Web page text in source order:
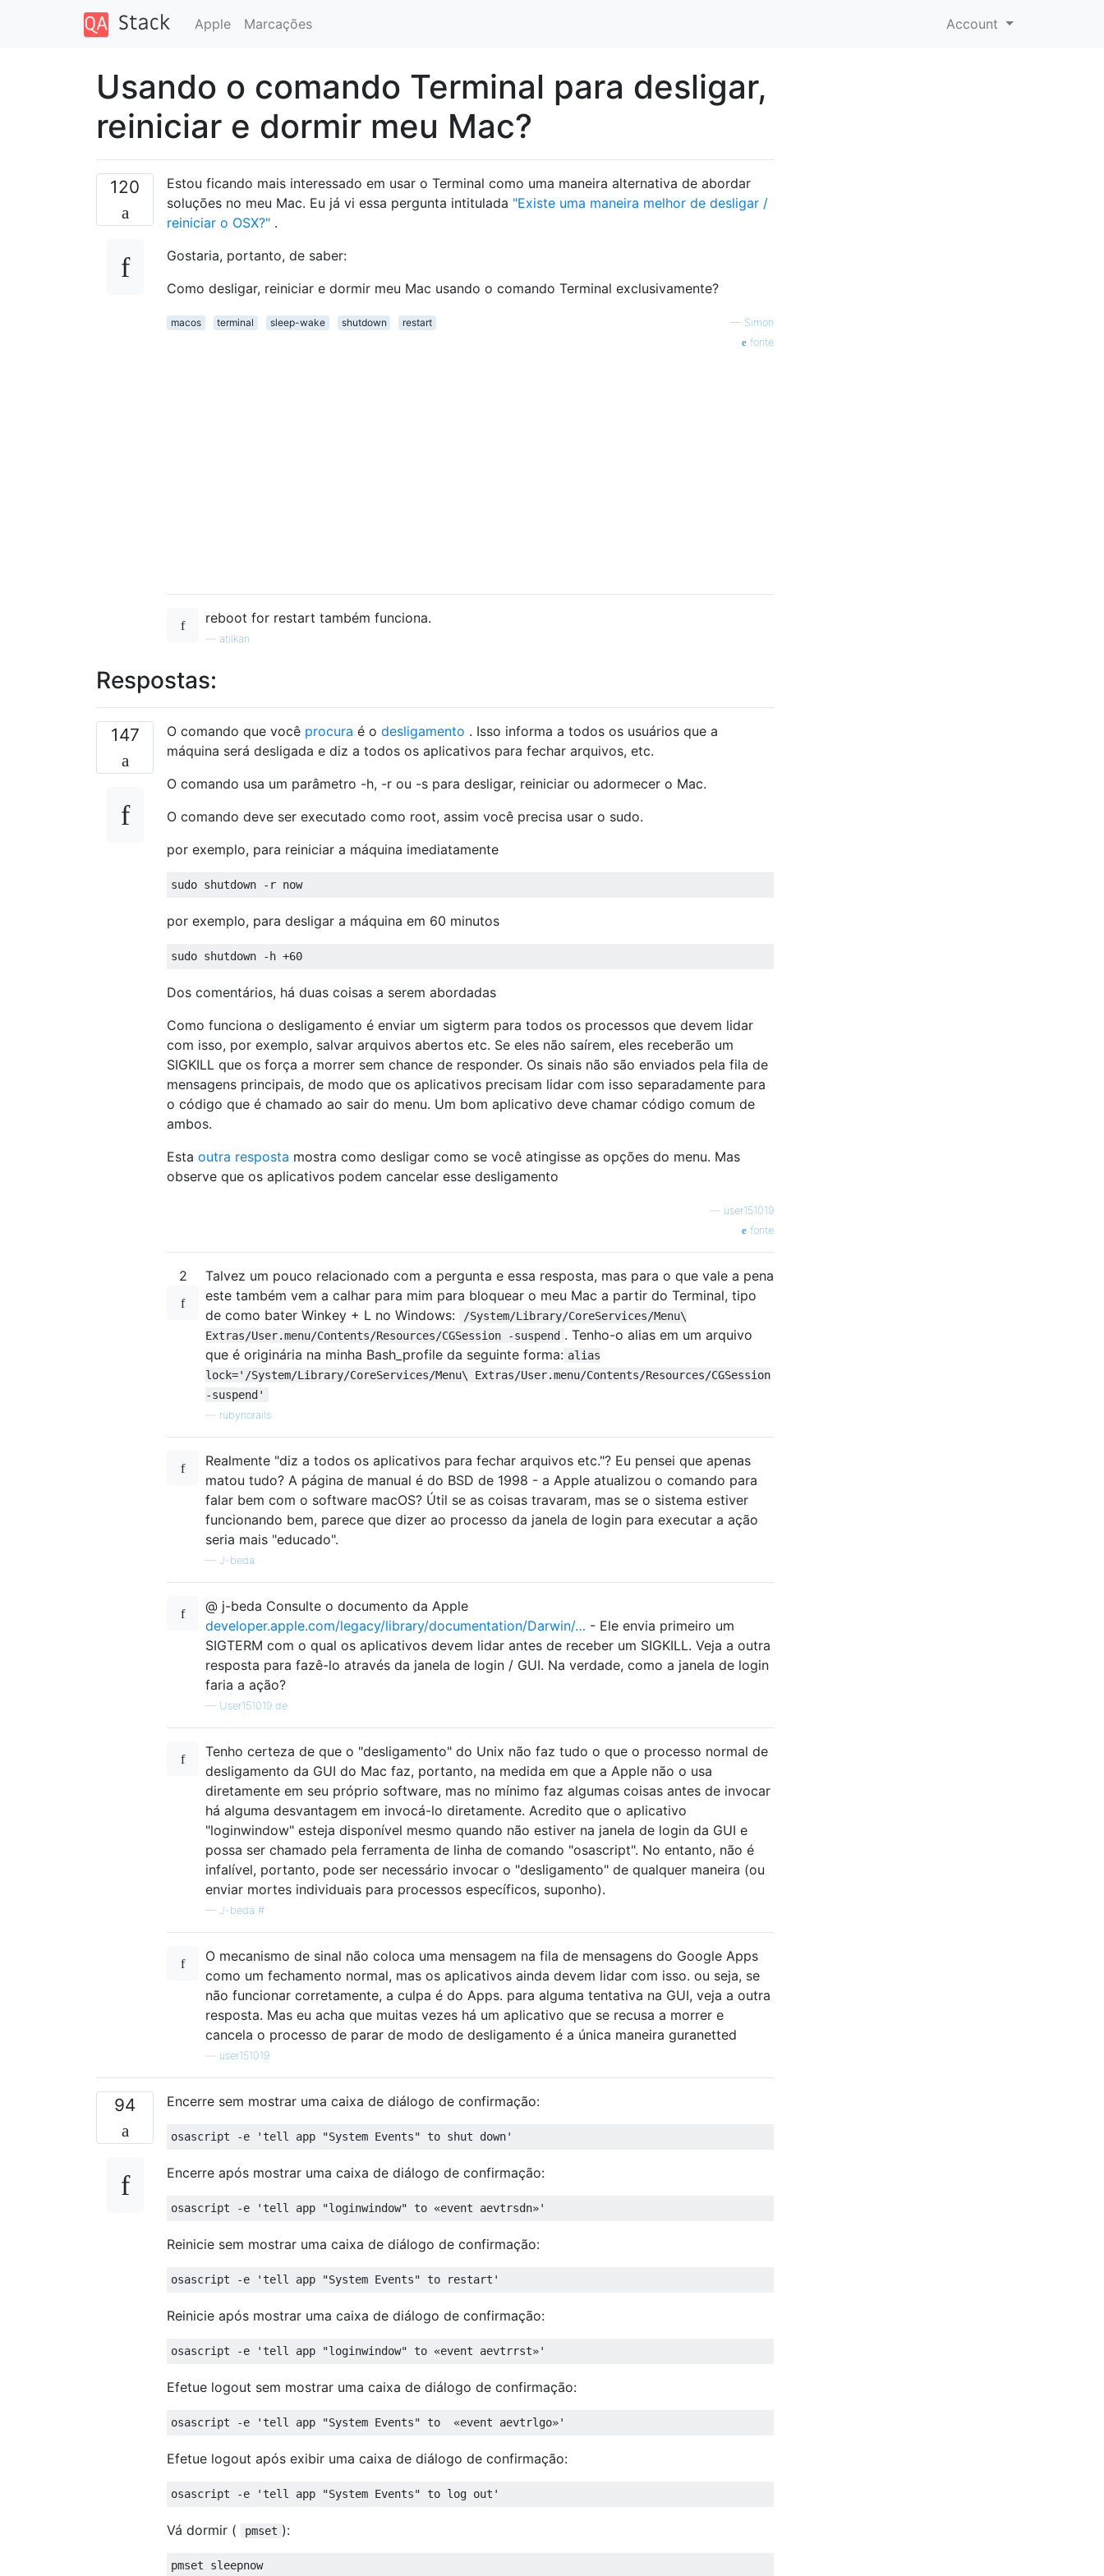
Apple Marcações Account
Usando o comando Terminal para desligar,
reiniciar e dormir meu Mac?
120
Estou ficando mais interessado em usar o Terminal como uma maneira alternativa de abordar
soluções no meu Mac. Eu já vi essa pergunta intitulada "Existe uma maneira melhor de desligar /
reiniciar o OSX?" .
Gostaria, portanto, de saber:
Como desligar, reiniciar e dormir meu Mac usando o comando Terminal exclusivamente?
macos terminal sleep-wake shutdown restart — Simon
fonte
reboot for restart também funciona.
atilkan
Respostas:
147 O comando que você procura é o desligamento . Isso informa a todos os usuários que a
máquina será desligada e diz a todos os aplicativos para fechar arquivos, etc.
O comando usa um parâmetro -h, -r ou -s para desligar, reiniciar ou adormecer o Mac.
O comando deve ser executado como root, assim você precisa usar o sudo.
por exemplo, para reiniciar a máquina imediatamente
sudo shutdown - r now
por exemplo, para desligar a máquina em 60 minutos
sudo shutdown -h +60
Dos comentários, há duas coisas a serem abordadas
Como funciona o desligamento é enviar um sigterm para todos os processos que devem lidar
com isso, por exemplo, salvar arquivos abertos etc. Se eles não saírem, eles receberão um
SIGKILL que os força a morrer sem chance de responder. Os sinais não são enviados pela fila de
mensagens principais, de modo que os aplicativos precisam lidar com isso separadamente para
o código que é chamado ao sair do menu. Um bom aplicativo deve chamar código comum de
ambos.
Esta outra resposta mostra como desligar como se você atingisse as opções do menu. Mas
observe que os aplicativos podem cancelar esse desligamento
user151019
fonte
2
Talvez um pouco relacionado com a pergunta e essa resposta, mas para o que vale a pena
este também vem a calhar para mim para bloquear o meu Mac a partir do Terminal, tipo
de como bater Winkey + L no Windows:
/System/Library/CoreServices/Menu\
Extras/User.menu/Contents/Resources/CGSession -suspend . Tenho-o alias em um arquivo
que é originária na minha Bash_profile da seguinte forma: alias
lock='/System/Library/CoreServices/Menu\ Extras/User.menu/Contents/Resources/CGSession
-suspend'
rubynorails
Realmente "diz a todos os aplicativos para fechar arquivos etc."? Eu pensei que apenas
matou tudo? A página de manual é do BSD de 1998 - a Apple atualizou o comando para
falar bem com o software macOS? Útil se as coisas travaram, mas se o sistema estiver
funcionando bem, parece que dizer ao processo da janela de login para executar a ação
seria mais "educado".
— J-beda
@ j-beda Consulte o documento da Apple
developer.apple.com/legacy/library/documentation/Darwin/… - Ele envia primeiro um
SIGTERM com o qual os aplicativos devem lidar antes de receber um SIGKILL. Veja a outra
resposta para fazê-lo através da janela de login / GUI. Na verdade, como a janela de login
faria a ação?
— User151019 de
Tenho certeza de que o "desligamento" do Unix não faz tudo o que o processo normal de
desligamento da GUI do Mac faz, portanto, na medida em que a Apple não o usa
diretamente em seu próprio software, mas no mínimo faz algumas coisas antes de invocar
há alguma desvantagem em invocá-lo diretamente. Acredito que o aplicativo
"loginwindow" esteja disponível mesmo quando não estiver na janela de login da GUI e
possa ser chamado pela ferramenta de linha de comando "osascript". No entanto, não é
infalível, portanto, pode ser necessário invocar o "desligamento" de qualquer maneira (ou
enviar mortes individuais para processos específicos, suponho).
— J-beda #
O mecanismo de sinal não coloca uma mensagem na fila de mensagens do Google Apps
como um fechamento normal, mas os aplicativos ainda devem lidar com isso. ou seja, se
não funcionar corretamente, a culpa é do Apps. para alguma tentativa na GUI, veja a outra
resposta. Mas eu acha que muitas vezes há um aplicativo que se recusa a morrer e
cancela o processo de parar de modo de desligamento é a única maneira guranetted
user151019
94 Encerre sem mostrar uma caixa de diálogo de confirmação:
osascript -e 'tell app "System Events" to shut down'
Encerre após mostrar uma caixa de diálogo de confirmação:
osascript -e 'tell app "loginwindow" to «event aevtrsdn»'
Reinicie sem mostrar uma caixa de diálogo de confirmação:
osascript -e 'tell app "System Events" to restart'
Reinicie após mostrar uma caixa de diálogo de confirmação:
osascript -e 'tell app "loginwindow" to «event aevtrrst»'
Efetue logout sem mostrar uma caixa de diálogo de confirmação:
osascript -e 'tell app "System Events" to  «event aevtrlgo»'
Efetue logout após exibir uma caixa de diálogo de confirmação:
osascript -e 'tell app "System Events" to log out'
Vá dormir ( pmset ):
pmset sleepnow